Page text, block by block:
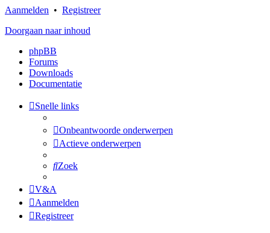
Aanmelden • Registreer
Doorgaan naar inhoud
phpBB
Forums
Downloads
Documentatie
Snelle links
Onbeantwoorde onderwerpen
Actieve onderwerpen
Zoek
V&A
Aanmelden
Registreer